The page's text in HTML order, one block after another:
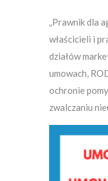
„Prawnik dla
właścicieli i
działów
umowach,
ochronie
zwalczaniu